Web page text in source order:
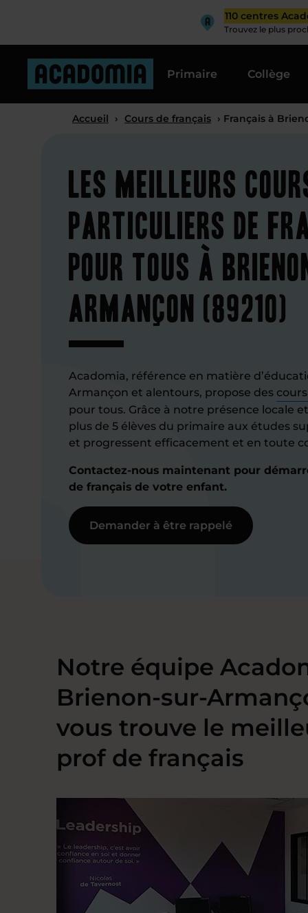
110 centres
Trouvez le plus
Primaire Collège
Accueil › Cours de français › Français à
Les meilleurs
particuliers de
pour tous à
Armançon (89210)
Acadomia, référence en matière
Armançon et alentours, propose des
pour tous. Grâce à notre présence locale
plus de 5 élèves du primaire aux études
et progressent efficacement et en toute
Contactez-nous maintenant pour
de français de votre enfant.
Demander à être rappelé
Notre équipe
Brienon-sur-
vous trouve le
prof de français